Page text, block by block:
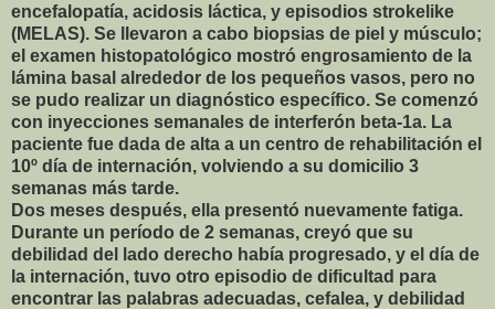
encefalopatía, acidosis láctica, y episodios strokelike
(MELAS). Se llevaron a cabo biopsias de piel y músculo;
el examen histopatológico mostró engrosamiento de la
lámina basal alrededor de los pequeños vasos, pero no
se pudo realizar un diagnóstico específico. Se comenzó
con inyecciones semanales de interferón beta-1a. La
paciente fue dada de alta a un centro de rehabilitación el
10º día de internación, volviendo a su domicilio 3
semanas más tarde.
Dos meses después, ella presentó nuevamente fatiga.
Durante un período de 2 semanas, creyó que su
debilidad del lado derecho había progresado, y el día de
la internación, tuvo otro episodio de dificultad para
encontrar las palabras adecuadas, cefalea, y debilidad